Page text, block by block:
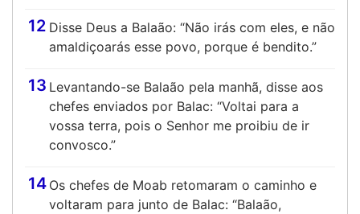
12 Disse Deus a Balaão: “Não irás com eles, e não
amaldiçoarás esse povo, porque é bendito.”
13 Levantando-se Balaão pela manhã, disse aos
chefes enviados por Balac: “Voltai para a
vossa terra, pois o Senhor me proibiu de ir
convosco.”
14 Os chefes de Moab retomaram o caminho e
voltaram para junto de Balac: “Balaão,